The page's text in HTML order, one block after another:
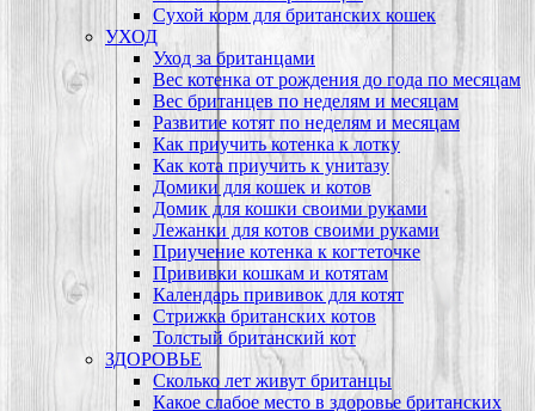
Сухой корм для британских кошек
УХОД
Уход за британцами
Вес котенка от рождения до года по месяцам
Вес британцев по неделям и месяцам
Развитие котят по неделям и месяцам
Как приучить котенка к лотку
Как кота приучить к унитазу
Домики для кошек и котов
Домик для кошки своими руками
Лежанки для котов своими руками
Приучение котенка к когтеточке
Прививки кошкам и котятам
Календарь прививок для котят
Стрижка британских котов
Толстый британский кот
ЗДОРОВЬЕ
Сколько лет живут британцы
Какое слабое место в здоровье британских